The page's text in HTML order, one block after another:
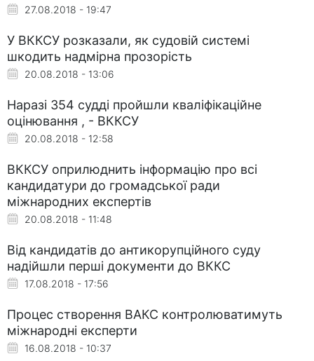
27.08.2018 - 19:47
У ВККСУ розказали, як судовій системі
шкодить надмірна прозорість
20.08.2018 - 13:06
Наразі 354 судді пройшли кваліфікаційне
оцінювання , - ВККСУ
20.08.2018 - 12:58
ВККСУ оприлюднить інформацію про всі
кандидатури до громадської ради
міжнародних експертів
20.08.2018 - 11:48
Від кандидатів до антикорупційного суду
надійшли перші документи до ВККС
17.08.2018 - 17:56
Процес створення ВАКС контролюватимуть
міжнародні експерти
16.08.2018 - 10:37